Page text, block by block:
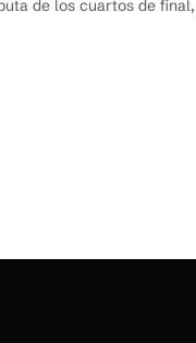
de los cuartos de final,